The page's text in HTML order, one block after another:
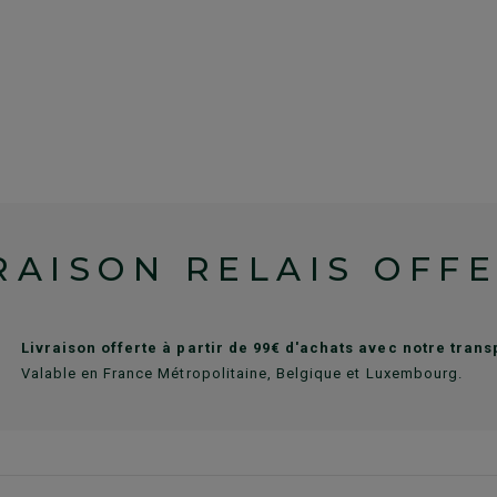
RELAIS
Livraison offerte à partir de 99€ d'achats avec notre
Valable en France Métropolitaine, Belgique et Luxembourg.